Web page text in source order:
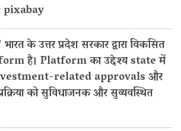
pixabay
के उत्तर प्रदेश सरकार द्वारा विकसित
है। Platform का उद्देश्य state में
related approvals और
को सुविधाजनक और सुव्यवस्थित